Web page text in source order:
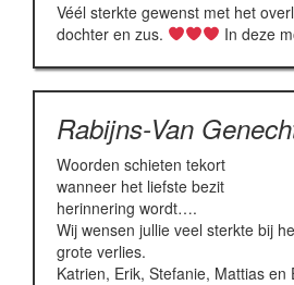
Véél sterkte gewenst met het
dochter en zus.
In deze
Rabijns-Van
Woorden schieten tekort
wanneer het liefste bezit
herinnering wordt….
Wij wensen jullie veel sterkte bij
grote verlies.
Katrien, Erik, Stefanie, Mattias en